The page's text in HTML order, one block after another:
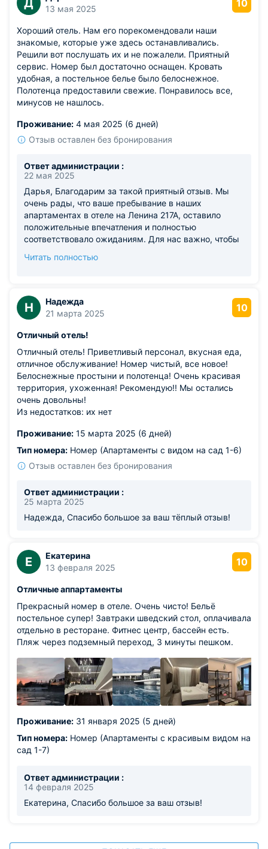
Д
13 мая 2025
10
Хороший отель. Нам его порекомендовали наши
знакомые, которые уже здесь останавливались.
Решили вот послушать их и не пожалели. Приятный
сервис. Номер был достаточно оснащен. Кровать
удобная, а постельное белье было белоснежное.
Полотенца предоставили свежие. Понравилось все,
минусов не нашлось.
Проживание: 4 мая 2025 (6 дней)
Отзыв оставлен без бронирования
Ответ администрации :
22 мая 2025
Дарья, Благодарим за такой приятный отзыв. Мы
очень рады, что ваше пребывание в наших
апартаментах в отеле на Ленина 217А, оставило
положительные впечатления и полностью
соответствовало ожиданиям. Для нас важно, чтобы
Будем рады видеть вас снова! С уважением и
Читать полностью
Н
Надежда
21 марта 2025
10
Отличный отель!
Отличный отель! Приветливый персонал, вкусная еда,
отличное обслуживание! Номер чистый, все новое!
Белоснежные простыни и полотенца! Очень красивая
территория, ухоженная! Рекомендую!! Мы остались
очень довольны!
Из недостатков: их нет
Проживание: 15 марта 2025 (6 дней)
Тип номера: Номер (Апартаменты с видом на сад 1-6)
Отзыв оставлен без бронирования
Ответ администрации :
25 марта 2025
Надежда, Спасибо большое за ваш тёплый отзыв!
Е
Екатерина
13 февраля 2025
10
Отличные аппартаменты
Прекрасный номер в отеле. Очень чисто! Бельё
постельное супер! Завтраки шведский стол, оплачивала
отдельно в ресторане. Фитнес центр, бассейн есть.
Пляж через подземный переход, 3 минуты пешком.
Проживание: 31 января 2025 (5 дней)
Тип номера: Номер (Апартаменты с красивым видом на
сад 1-7)
Ответ администрации :
14 февраля 2025
Екатерина, Спасибо большое за ваш отзыв!